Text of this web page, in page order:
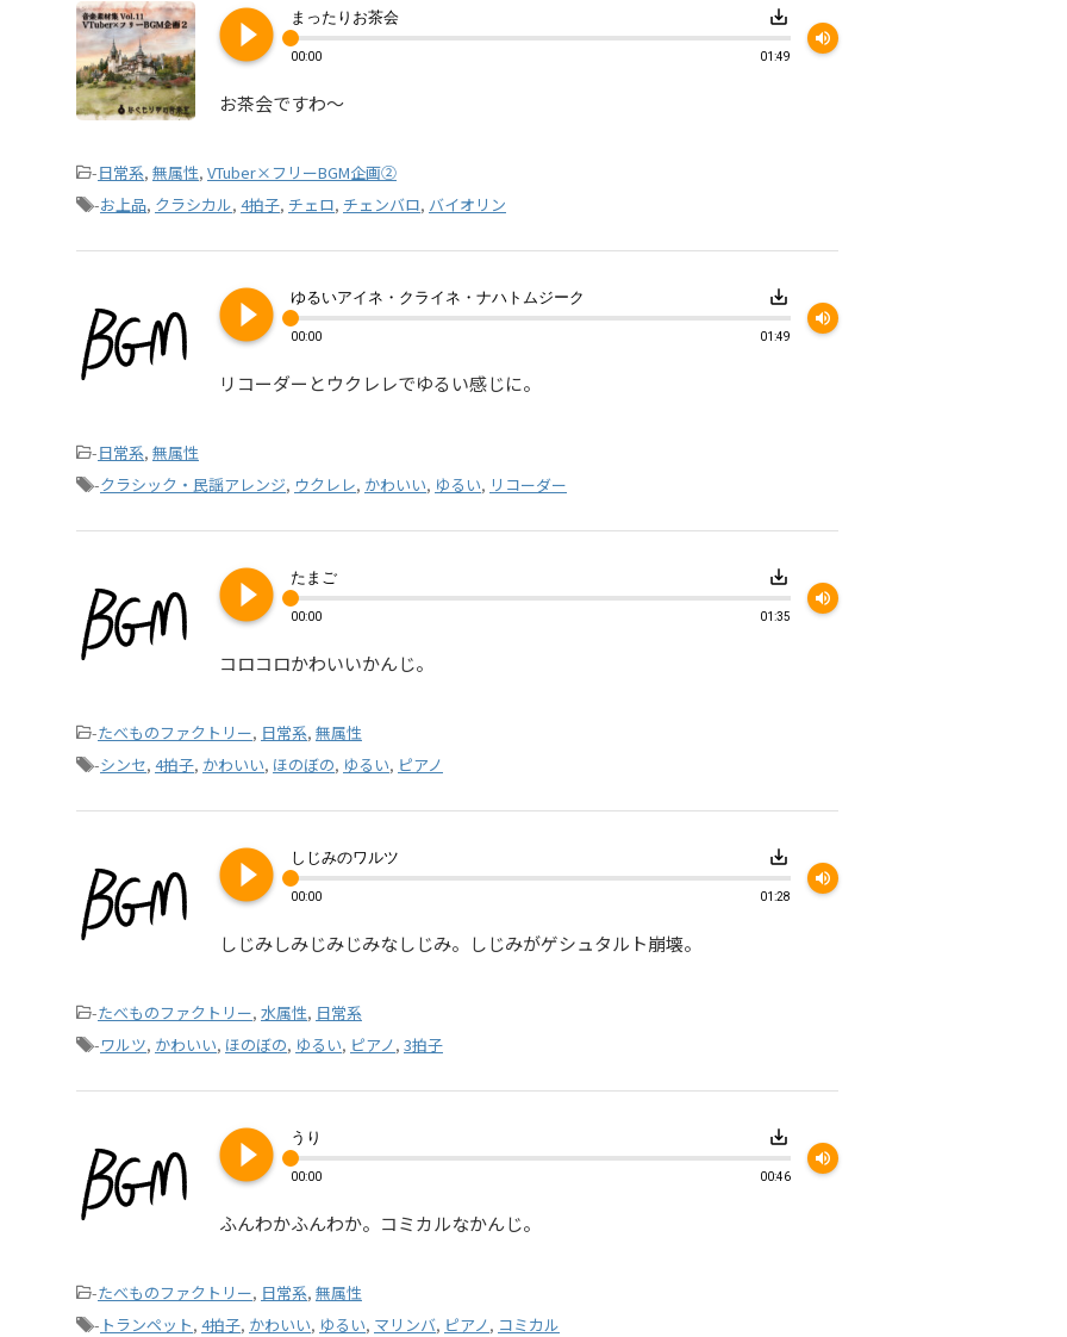
play_circle_filled まったりお茶会 save_alt
00:00 01:49
volume_up
お茶会ですわ～
-日常系, 無属性, VTuber×フリーBGM企画②
-お上品, クラシカル, 4拍子, チェロ, チェンバロ, バイオリン
play_circle_filled ゆるいアイネ・クライネ・ナハトムジーク save_alt
00:00 01:49
volume_up
リコーダーとウクレレでゆるい感じに。
-日常系, 無属性
-クラシック・民謡アレンジ, ウクレレ, かわいい, ゆるい, リコーダー
play_circle_filled たまご save_alt
00:00 01:35
volume_up
コロコロかわいいかんじ。
-たべものファクトリー, 日常系, 無属性
-シンセ, 4拍子, かわいい, ほのぼの, ゆるい, ピアノ
play_circle_filled しじみのワルツ save_alt
00:00 01:28
volume_up
しじみしみじみじみなしじみ。しじみがゲシュタルト崩壊。
-たべものファクトリー, 水属性, 日常系
-ワルツ, かわいい, ほのぼの, ゆるい, ピアノ, 3拍子
play_circle_filled うり save_alt
00:00 00:46
volume_up
ふんわかふんわか。コミカルなかんじ。
-たべものファクトリー, 日常系, 無属性
- トランペット, 4拍子, かわいい, ゆるい, マリンバ, ピアノ, コミカル